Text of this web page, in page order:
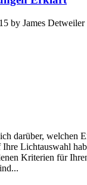
by James Detweiler
darüber, welchen
Lichtauswahl
Kriterien für